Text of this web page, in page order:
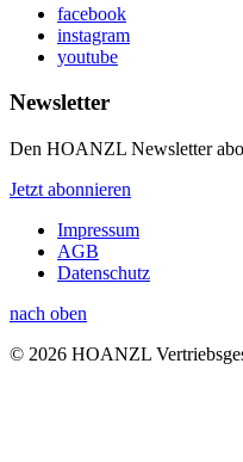
facebook
instagram
youtube
Newsletter
Den HOANZL Newsletter
Jetzt abonnieren
Impressum
AGB
Datenschutz
nach oben
© 2026 HOANZL